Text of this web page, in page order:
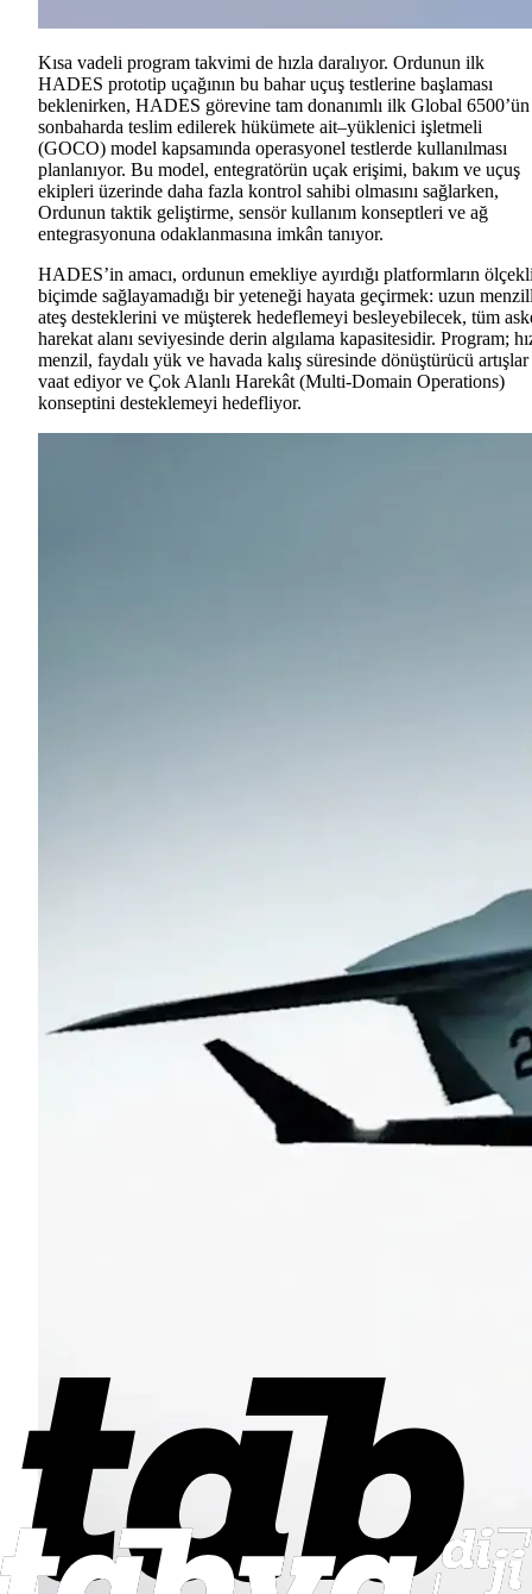
Kısa vadeli program takvimi de hızla daralıyor. Ordunun ilk
HADES prototip uçağının bu bahar uçuş testlerine başlaması
beklenirken, HADES görevine tam donanımlı ilk Global 6500’ün
sonbaharda teslim edilerek hükümete ait–yüklenici işletmeli
(GOCO) model kapsamında operasyonel testlerde kullanılması
planlanıyor. Bu model, entegratörün uçak erişimi, bakım ve uçuş
ekipleri üzerinde daha fazla kontrol sahibi olmasını sağlarken,
Ordunun taktik geliştirme, sensör kullanım konseptleri ve ağ
entegrasyonuna odaklanmasına imkân tanıyor.
HADES’in amacı, ordunun emekliye ayırdığı platformların
biçimde sağlayamadığı bir yeteneği hayata geçirmek: uzun
ateş desteklerini ve müşterek hedeflemeyi besleyebilecek, tüm
harekat alanı seviyesinde derin algılama kapasitesidir. Program;
menzil, faydalı yük ve havada kalış süresinde dönüştürücü artışlar
vaat ediyor ve Çok Alanlı Harekât (Multi-Domain Operations)
konseptini desteklemeyi hedefliyor.